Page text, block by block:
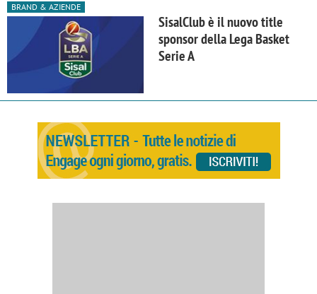
BRAND & AZIENDE
SisalClub è il nuovo title
sponsor della Lega Basket
Serie A